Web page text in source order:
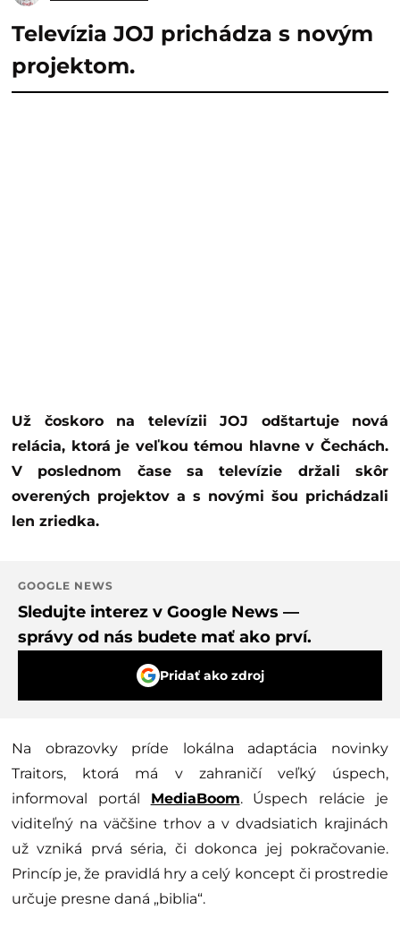
Televízia JOJ prichádza s novým
projektom.
Už čoskoro na televízii JOJ odštartuje nová
relácia, ktorá je veľkou témou hlavne v Čechách.
V poslednom čase sa televízie držali skôr
overených projektov a s novými šou prichádzali
len zriedka.
GOOGLE NEWS
Sledujte interez v Google News —
správy od nás budete mať ako prví.
Pridať ako zdroj
Na obrazovky príde lokálna adaptácia novinky
Traitors, ktorá má v zahraničí veľký úspech,
informoval portál MediaBoom. Úspech relácie je
viditeľný na väčšine trhov a v dvadsiatich krajinách
už vzniká prvá séria, či dokonca jej pokračovanie.
Princíp je, že pravidlá hry a celý koncept či prostredie
určuje presne daná „biblia“.